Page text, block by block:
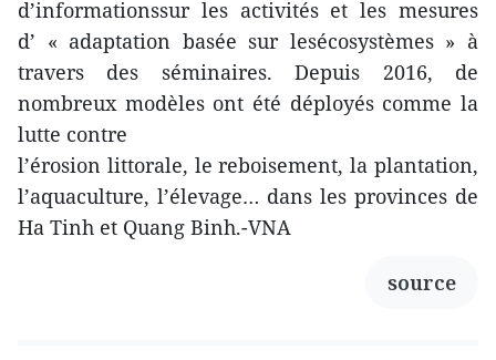
d’informationssur les activités et les mesures
d’ « adaptation basée sur lesécosystèmes » à
travers des séminaires. Depuis 2016, de
nombreux modèles ont été déployés comme la
lutte contre
l’érosion littorale, le reboisement, la plantation,
l’aquaculture, l’élevage… dans les provinces de
Ha Tinh et Quang Binh.-VNA
source